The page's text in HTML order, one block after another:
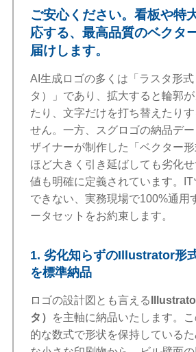
ご安心ください。看板や特
応する、最高品質のベクタ
届けします。
AI生成ロゴの多くは「ラスタ形
タ）」であり、拡大すると輪郭
たり、文字だけを打ち替えたり
せん。一方、スグロゴの納品デ
ザイナーが制作した「ベクター
ほど大きく引き延ばしても劣化
値も明確に定義されています。IT
できない、実務現場で100%通用
ータセットをお約束します。
1. 劣化知らずのIllustrator形
を標準納品
ロゴの設計図とも言える
タ）
を主軸に納品いたします。
的な数式で形状を保持している